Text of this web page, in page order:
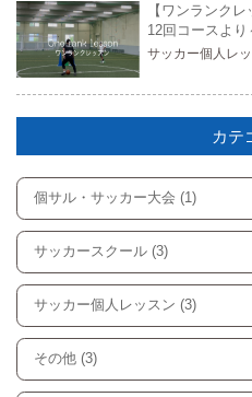
【ワンランク
12回コースより
サッカー個人レ
カテ
個サル・サッカー大会 (1)
サッカースクール (3)
サッカー個人レッスン (3)
その他 (3)